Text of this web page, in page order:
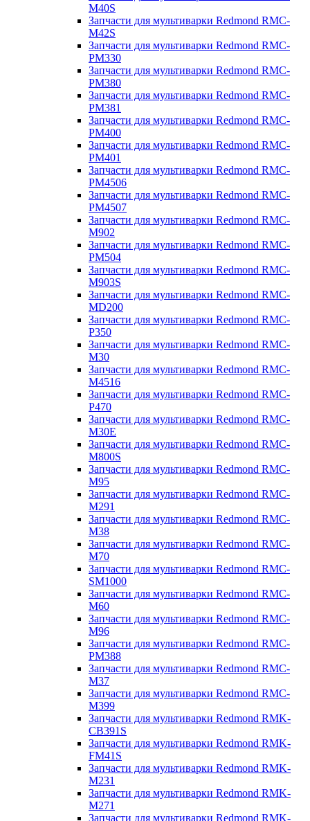
M40S
Запчасти для мультиварки Redmond RMC-
M42S
Запчасти для мультиварки Redmond RMC-
PM330
Запчасти для мультиварки Redmond RMC-
PM380
Запчасти для мультиварки Redmond RMC-
PM381
Запчасти для мультиварки Redmond RMC-
PM400
Запчасти для мультиварки Redmond RMC-
PM401
Запчасти для мультиварки Redmond RMC-
PM4506
Запчасти для мультиварки Redmond RMC-
PM4507
Запчасти для мультиварки Redmond RMC-
M902
Запчасти для мультиварки Redmond RMC-
PM504
Запчасти для мультиварки Redmond RMC-
M903S
Запчасти для мультиварки Redmond RMC-
MD200
Запчасти для мультиварки Redmond RMC-
P350
Запчасти для мультиварки Redmond RMC-
M30
Запчасти для мультиварки Redmond RMC-
M4516
Запчасти для мультиварки Redmond RMC-
P470
Запчасти для мультиварки Redmond RMC-
M30E
Запчасти для мультиварки Redmond RMC-
M800S
Запчасти для мультиварки Redmond RMC-
M95
Запчасти для мультиварки Redmond RMC-
M291
Запчасти для мультиварки Redmond RMC-
M38
Запчасти для мультиварки Redmond RMC-
M70
Запчасти для мультиварки Redmond RMC-
SM1000
Запчасти для мультиварки Redmond RMC-
M60
Запчасти для мультиварки Redmond RMC-
M96
Запчасти для мультиварки Redmond RMC-
PM388
Запчасти для мультиварки Redmond RMC-
M37
Запчасти для мультиварки Redmond RMC-
M399
Запчасти для мультиварки Redmond RMK-
CB391S
Запчасти для мультиварки Redmond RMK-
FM41S
Запчасти для мультиварки Redmond RMK-
M231
Запчасти для мультиварки Redmond RMK-
M271
Запчасти для мультиварки Redmond RMK-